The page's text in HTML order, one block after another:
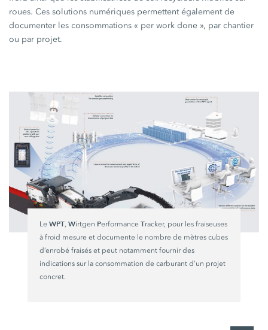
roues. Ces solutions numériques permettent également de
documenter les consommations « per workdone », par chantier
ou par projet.
Le WPT, Wirtgen Performance Tracker, pour les fraiseuses
à froid mesure et documente le nombre de mètres cubes
d’enrobé fraisés et peut notamment fournir des
indications sur la consommation de carburant d’un projet
concret.